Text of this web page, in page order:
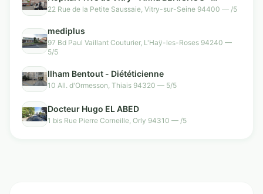
Diététicienne
22 Rue de la Petite Saussaie, Vitry-sur-Seine 94400 — /5
mediplus
97 Bd Paul Vaillant Couturier, L'Haÿ-les-Roses 94240 —
5/5
Ilham Bentout - Diététicienne
10 All. d'Ormesson, Thiais 94320 — 5/5
Docteur Hugo EL ABED
1 bis Rue Pierre Corneille, Orly 94310 — /5